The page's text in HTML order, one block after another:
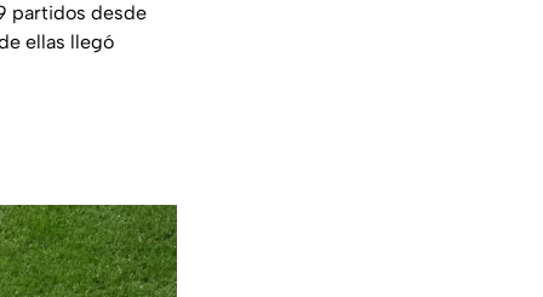
partidos desde
ellas llegó